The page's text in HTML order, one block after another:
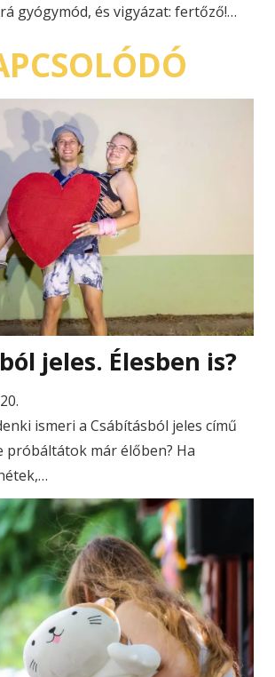
gyógymód, és vigyázat: fertőző!…
jeles. Élesben is?
ismeri a Csábításból jeles című
próbáltátok már élőben? Ha